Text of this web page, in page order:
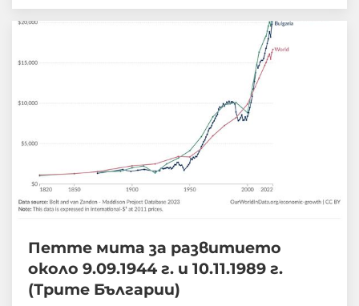
Петте мита за развитието
около 9.09.1944 г. и 10.11.1989 г.
(Трите Българии)